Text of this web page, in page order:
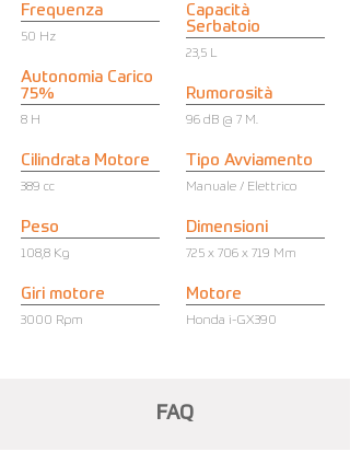
Frequenza
50 Hz
Autonomia Carico
75%
8 H
Cilindrata Motore
389 cc
Peso
108,8 Kg
Giri motore
3000 Rpm
Capacità
Serbatoio
23,5 L
Rumorosità
96 dB @ 7 M.
Tipo Avviamento
Manuale / Elettrico
Dimensioni
725 x 706 x 719 Mm
Motore
Honda i-GX390
FAQ